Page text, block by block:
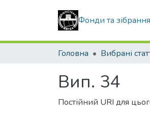
Фонди та зібрання
Головна
Вип. 34
Постійний URI для